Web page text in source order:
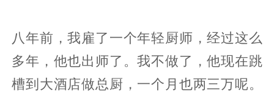
八年前，我雇了一个年轻厨师，经过这么
多年，他也出师了。我不做了，他现在跳
槽到大酒店做总厨，一个月也两三万呢。